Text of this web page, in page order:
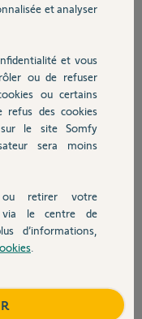
parti et par contre j'ai
badge apparaissait
clé s'ils sont éloignés
et analyser
et vous
ou de refuser
ou certains
refus des cookies
sur le site Somfy
sera moins
ou retirer votre
via le centre de
d’informations,